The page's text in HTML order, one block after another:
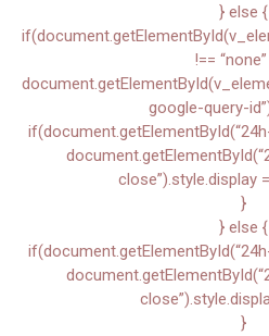
} else {
!==
google-query-
close”).style.display
}
} else {
}